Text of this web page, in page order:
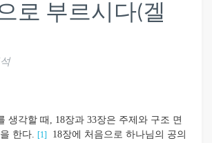
로 부르시다(겔
생각할 때, 18장과 33장은 주제와 구조 면
한다. [1]
18장에 처음으로 하나님의 공의